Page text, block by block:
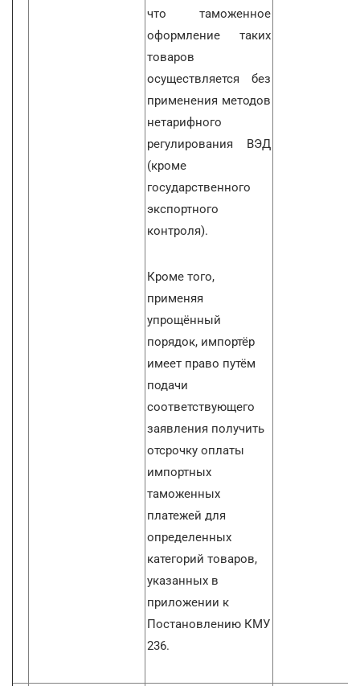
что таможенное
оформление таких
товаров
осуществляется без
применения методов
нетарифного
регулирования ВЭД
(кроме
государственного
экспортного
контроля).
Кроме того,
применяя
упрощённый
порядок, импортёр
имеет право путём
подачи
соответствующего
заявления получить
отсрочку оплаты
импортных
таможенных
платежей для
определенных
категорий товаров,
указанных в
приложении к
Постановлению КМУ
236.